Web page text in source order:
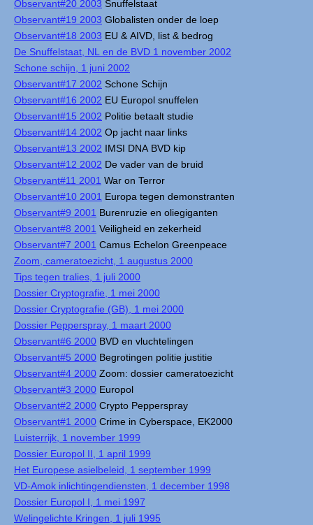
Observant#20 2003 Snuffelstaat
Observant#19 2003 Globalisten onder de loep
Observant#18 2003 EU & AIVD, list & bedrog
De Snuffelstaat, NL en de BVD 1 november 2002
Schone schijn, 1 juni 2002
Observant#17 2002 Schone Schijn
Observant#16 2002 EU Europol snuffelen
Observant#15 2002 Politie betaalt studie
Observant#14 2002 Op jacht naar links
Observant#13 2002 IMSI DNA BVD kip
Observant#12 2002 De vader van de bruid
Observant#11 2001 War on Terror
Observant#10 2001 Europa tegen demonstranten
Observant#9 2001 Burenruzie en oliegiganten
Observant#8 2001 Veiligheid en zekerheid
Observant#7 2001 Camus Echelon Greenpeace
Zoom, cameratoezicht, 1 augustus 2000
Tips tegen tralies, 1 juli 2000
Dossier Cryptografie, 1 mei 2000
Dossier Cryptografie (GB), 1 mei 2000
Dossier Pepperspray, 1 maart 2000
Observant#6 2000 BVD en vluchtelingen
Observant#5 2000 Begrotingen politie justitie
Observant#4 2000 Zoom: dossier cameratoezicht
Observant#3 2000 Europol
Observant#2 2000 Crypto Pepperspray
Observant#1 2000 Crime in Cyberspace, EK2000
Luisterrijk, 1 november 1999
Dossier Europol II, 1 april 1999
Het Europese asielbeleid, 1 september 1999
VD-Amok inlichtingendiensten, 1 december 1998
Dossier Europol I, 1 mei 1997
Welingelichte Kringen, 1 juli 1995